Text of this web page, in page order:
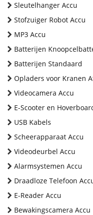
Sleutelhanger Accu
Stofzuiger Robot Accu
MP3 Accu
Batterijen
Batterijen Standaard
Opladers voor Kranen
Videocamera Accu
E-Scooter en
USB Kabels
Scheerapparaat Accu
Videodeurbel Accu
Alarmsystemen Accu
Draadloze Telefoon
E-Reader Accu
Bewakingscamera Accu